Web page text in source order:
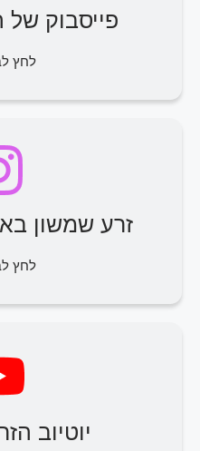
פייסבוק של
לחץ
זרע שמשון
לחץ
יוטיוב